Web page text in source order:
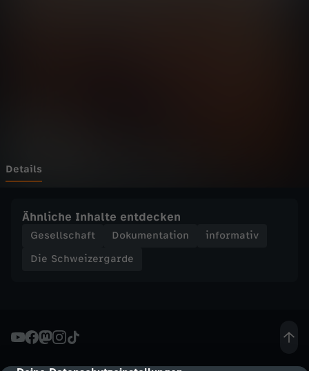
g
r
-
Details
Ähnliche Inhalte entdecken
Gesellschaft Dokumentation
informativ
Die Schweizergarde